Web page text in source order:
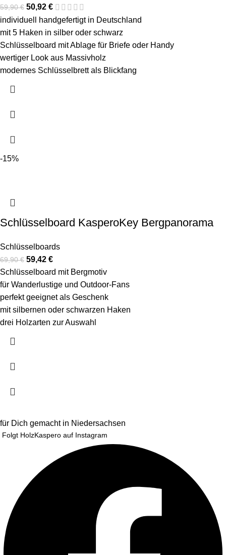
59,90€ 50,92 €
individuell handgefertigt in Deutschland
mit 5 Haken in silber oder schwarz
Schlüsselboard mit Ablage für Briefe oder Handy
wertiger Look aus Massivholz
modernes Schlüsselbrett als Blickfang
-15%
Schlüsselboard KasperoKey Bergpanorama
Schlüsselboards
69,90€ 59,42 €
Schlüsselboard mit Bergmotiv
für Wanderlustige und Outdoor-Fans
perfekt geeignet als Geschenk
mit silbernen oder schwarzen Haken
drei Holzarten zur Auswahl
für Dich gemacht in Niedersachsen
Folgt HolzKaspero auf Instagram